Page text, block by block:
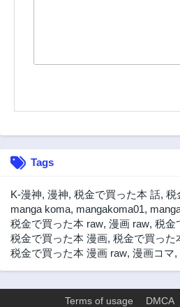
第56話
2年前
第54話 第
2年
第52話
2年前
第
2年
第50話
第
Tags
K-漫神, 漫神, 税金で買った本 話, 税
manga koma, mangakoma01,
税金で買った本 raw, 漫画 raw, 税金
税金で買った本 漫画, 税金で買った
税金で買った本 漫画 raw, 漫画コマ,
Terms of usage DMCA